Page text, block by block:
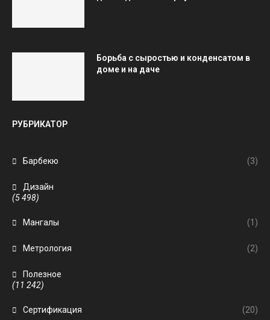
Борьба с сыростью и конденсатом в
доме и на даче
РУБРИКАТОР
Барбекю (3)
Дизайн
(5 498)
Мангалы (1)
Метрология (2)
Полезное
(11 242)
Сертификация (20)